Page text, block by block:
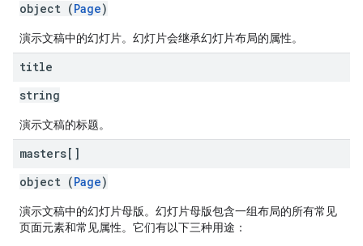
object (Page)
演示文稿中的幻灯片。幻灯片会继承幻灯片布局的属性。
title
string
演示文稿的标题。
masters[]
object (Page)
演示文稿中的幻灯片母版。幻灯片母版包含一组布局的所有常见
页面元素和常见属性。它们有以下三种用途：